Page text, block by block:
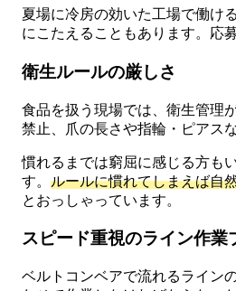
夏場に冷房の効いた工場で働け
にこたえることもあります。応
衛生ルールの厳しさ
食品を扱う現場では、衛生管理
禁止、爪の長さや指輪・ピアス
慣れるまでは窮屈に感じる方も
す。 ルールに慣れてしまえば自
とおっしゃっています。
スピード重視のライン作業
ベルトコンベアで流れるライン